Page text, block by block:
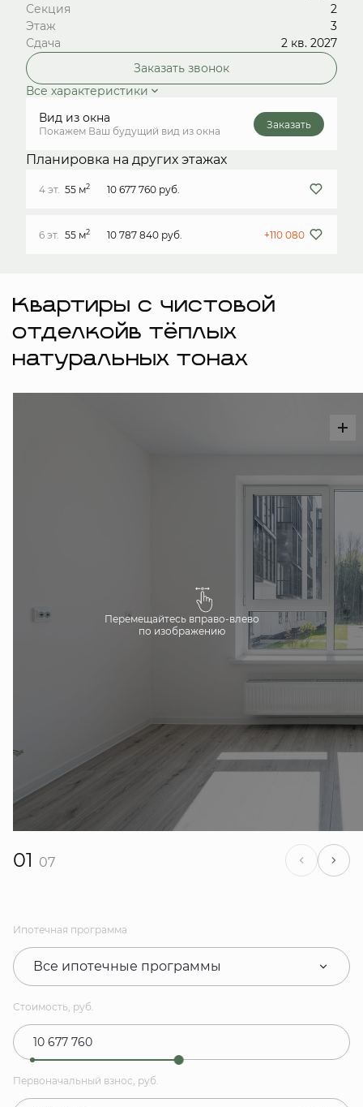
Секция
2
Этаж
3
Сдача
2 кв. 2027
Заказать звонок
Все характеристики
Вид из окна
Покажем Ваш будущий вид из окна
Заказать
Планировка на других этажах
4 эт. 55 м2 10 677 760 руб.
6 эт. 55 м2 10 787 840 руб. +110 080
Квартиры с чистовой
отделкойв тёплых
натуральных тонах
Перемещайтесь вправо-влево
по изображению
01 07
Ипотечная программа
Все ипотечные программы
Стоимость, руб.
Первоначальный взнос, руб.